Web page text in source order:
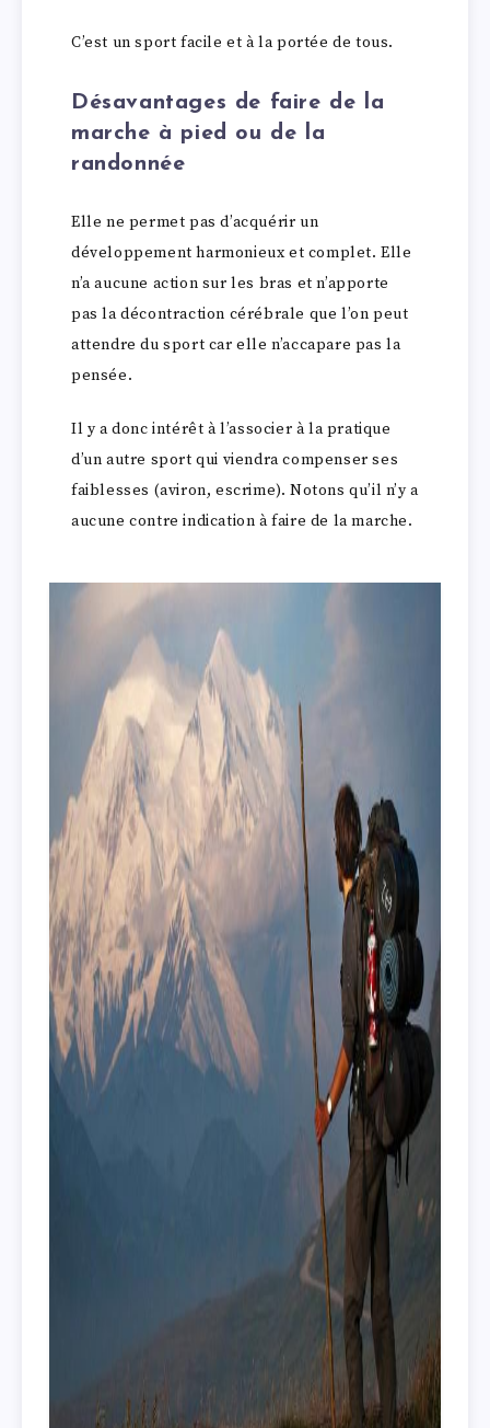
C’est un sport facile et à la portée de tous.
Désavantages de faire de la
marche à pied ou de la
randonnée
Elle ne permet pas d’acquérir un
développement harmonieux et complet. Elle
n’a aucune action sur les bras et n’apporte
pas la décontraction cérébrale que l’on peut
attendre du sport car elle n’accapare pas la
pensée.
Il y a donc intérêt à l’associer à la pratique
d’un autre sport qui viendra compenser ses
faiblesses (aviron, escrime). Notons qu’il n’y a
aucune contre indication à faire de la marche.